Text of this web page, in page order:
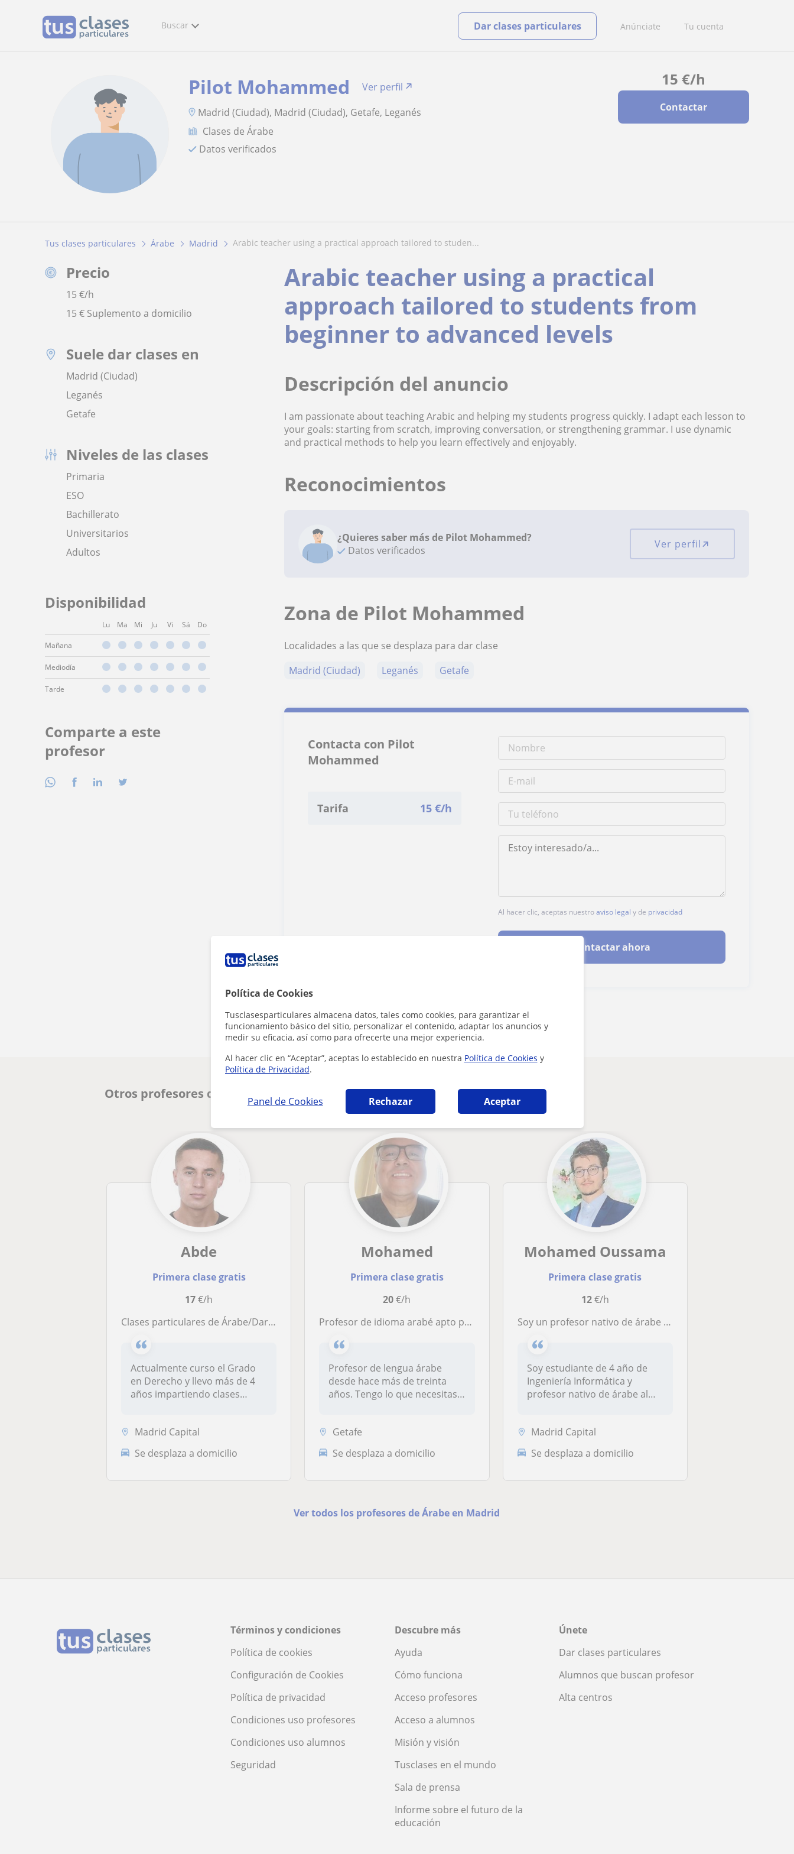
Política de Cookies
Tusclasesparticulares almacena datos, tales como cookies, para garantizar el
funcionamiento básico del sitio, personalizar el contenido, adaptar los anuncios y
medir su eficacia, así como para ofrecerte una mejor experiencia.
Al hacer clic en “Aceptar”, aceptas lo establecido en nuestra Política de Cookies y
Política de Privacidad.
Panel de Cookies Rechazar Aceptar
Buscar Anúnciate Tu cuenta
Dar clases particulares
15 €/h
Contactar
Pilot Mohammed
Ver perfil
Madrid (Ciudad), Madrid (Ciudad), Getafe, Leganés
Clases de Árabe
Datos verificados
Tus clases particulares Árabe Madrid arabic teacher using a practical approach tailored to studen...
Precio
15€/h
15 € Suplemento a domicilio
Suele dar clases en
Madrid (Ciudad)
Leganés
Getafe
Niveles de las clases
Primaria
ESO
Bachillerato
Universitarios
Adultos
Disponibilidad
Lu Ma Mi Ju Vi Sá Do
Mañana
Mediodía
Tarde
Comparte a este
profesor
Arabic teacher using a practical
approach tailored to students from
beginner to advanced levels
Descripción del anuncio
I am passionate about teaching Arabic and helping my students progress quickly. I adapt each lesson to
your goals: starting from scratch, improving conversation, or strengthening grammar. I use dynamic
and practical methods to help you learn effectively and enjoyably.
Reconocimientos
¿Quieres saber más de Pilot Mohammed?
Datos verificados
Ver perfil
Zona de Pilot Mohammed
Localidades a las que se desplaza para dar clase
Madrid (Ciudad)
Leganés Getafe
Contacta con Pilot
Mohammed
Tarifa 15 €/h
Al hacer clic, aceptas nuestroaviso legal y de privacidad
Contactar ahora
Otros profesores de Árabe en Madrid que pueden interesarte
Abde
Primera clase gratis
17€/h
Clases particulares de Árabe/Dariya/Rifeño
Actualmente curso el Grado
en Derecho y llevo más de 4
años impartiendo clases
Madrid Capital
Se desplaza a domicilio
Mohamed
Primera clase gratis
20€/h
Profesor de idioma arabé apto por Todo Niveles .
Profesor de lengua árabe
desde hace más de treinta
años. Tengo lo que necesitas
Getafe
Se desplaza a domicilio
Mohamed Oussama
Primera clase gratis
12€/h
Soy un profesor nativo de árabe con experiencia en enseñar a niños y adultos de una manera divertida y efectiva
Soy estudiante de 4 año de
Ingeniería Informática y
profesor nativo de árabe al
Madrid Capital
Se desplaza a domicilio
Ver todos los profesores de Árabe en Madrid
Términos y condiciones
Política de cookies
Configuración de Cookies
Política de privacidad
Condiciones uso profesores
Condiciones uso alumnos
Seguridad
Descubre más
Ayuda
Cómo funciona
Acceso profesores
Acceso a alumnos
Misión y visión
Tusclases en el mundo
Sala de prensa
Informe sobre el futuro de la
educación
Únete
Dar clases particulares
Alumnos que buscan profesor
Alta centros